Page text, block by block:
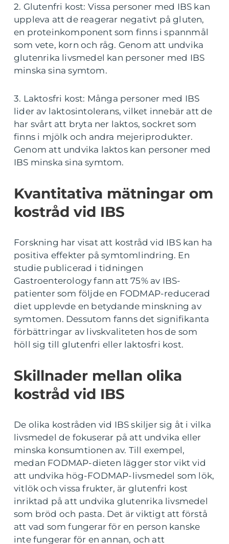
2. Glutenfri kost: Vissa personer med IBS kan
uppleva att de reagerar negativt på gluten,
en proteinkomponent som finns i spannmål
som vete, korn och råg. Genom att undvika
glutenrika livsmedel kan personer med IBS
minska sina symtom.
3. Laktosfri kost: Många personer med IBS
lider av laktosintolerans, vilket innebär att de
har svårt att bryta ner laktos, sockret som
finns i mjölk och andra mejeriprodukter.
Genom att undvika laktos kan personer med
IBS minska sina symtom.
Kvantitativa mätningar om
kostråd vid IBS
Forskning har visat att kostråd vid IBS kan ha
positiva effekter på symtomlindring. En
studie publicerad i tidningen
Gastroenterology fann att 75% av IBS-
patienter som följde en FODMAP-reducerad
diet upplevde en betydande minskning av
symtomen. Dessutom fanns det signifikanta
förbättringar av livskvaliteten hos de som
höll sig till glutenfri eller laktosfri kost.
Skillnader mellan olika
kostråd vid IBS
De olika kostråden vid IBS skiljer sig åt i vilka
livsmedel de fokuserar på att undvika eller
minska konsumtionen av. Till exempel,
medan FODMAP-dieten lägger stor vikt vid
att undvika hög-FODMAP-livsmedel som lök,
vitlök och vissa frukter, är glutenfri kost
inriktad på att undvika glutenrika livsmedel
som bröd och pasta. Det är viktigt att förstå
att vad som fungerar för en person kanske
inte fungerar för en annan, och att